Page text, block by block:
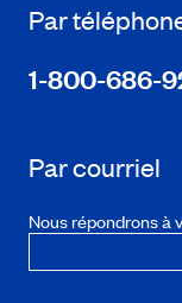
Par
1-800-686-
Par courriel
Nous répondrons à